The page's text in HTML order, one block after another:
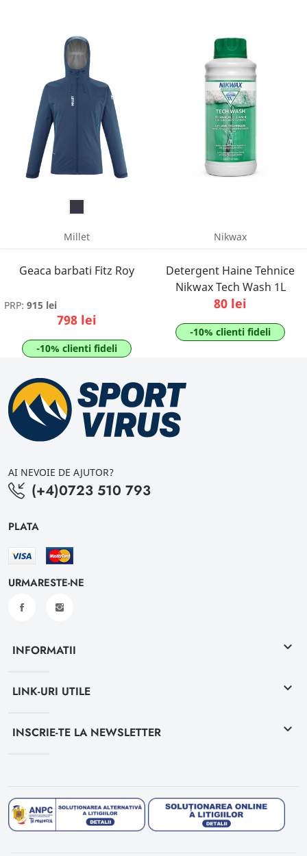
Millet
Geaca barbati Fitz Roy
PRP: 915 lei
798 lei
-10% clienti fideli
Nikwax
Detergent Haine Tehnice
Nikwax Tech Wash 1L
80 lei
-10% clienti fideli
AI NEVOIE DE AJUTOR?
(+4)0723 510 793
PLATA
URMARESTE-NE
INFORMATII keyboard_arrow_down
LINK-URI UTILE keyboard_arrow_down
INSCRIE-TE LA NEWSLETTER keyboard_arrow_down